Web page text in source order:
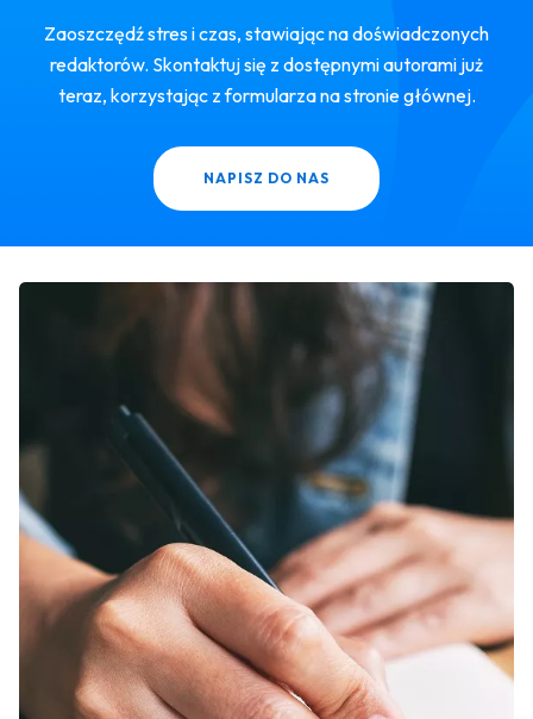
Zaoszczędź stres i czas, stawiając na doświadczonych
redaktorów. Skontaktuj się z dostępnymi autorami już
teraz, korzystając z formularza na stronie głównej.
NAPISZ DO NAS